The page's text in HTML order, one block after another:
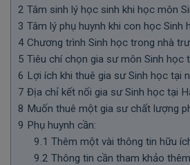
2 Tâm sinh lý học sinh khi học môn
3 Tâm lý phụ huynh khi con học Sinh
4 Chương trình Sinh học trong nhà
5 Tiêu chí chọn gia sư môn Sinh học
6 Lợi ích khi thuê gia sư Sinh học tại
7 Địa chỉ kết nối gia sư Sinh học tại
8 Muốn thuê một gia sư chất lượng
9 Phụ huynh cần:
9.1 Thêm một vài thông tin hữu
9.2 Thông tin cần tham khảo thêm